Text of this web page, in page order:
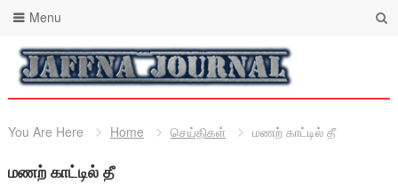
Menu
You Are Here Home செய்திகள் மணற் காட்டில் தீ
மணற் காட்டில் தீ